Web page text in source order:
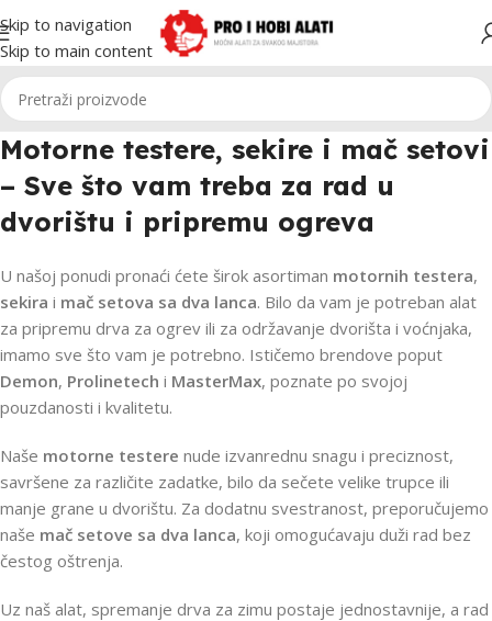
Skip to navigation
Skip to main content
Motorne testere, sekire i mač setovi
– Sve što vam treba za rad u
dvorištu i pripremu ogreva
U našoj ponudi pronaći ćete širok asortiman motornih testera,
sekira i mač setova sa dva lanca. Bilo da vam je potreban alat
za pripremu drva za ogrev ili za održavanje dvorišta i voćnjaka,
imamo sve što vam je potrebno. Ističemo brendove poput
Demon, Prolinetech i MasterMax, poznate po svojoj
pouzdanosti i kvalitetu.
Naše motorne testere nude izvanrednu snagu i preciznost,
savršene za različite zadatke, bilo da sečete velike trupce ili
manje grane u dvorištu. Za dodatnu svestranost, preporučujemo
naše mač setove sa dva lanca, koji omogućavaju duži rad bez
čestog oštrenja.
Uz naš alat, spremanje drva za zimu postaje jednostavnije, a rad